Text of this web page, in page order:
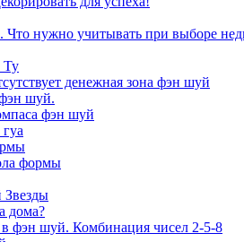
нужно учитывать при выборе
Ту
денежная зона фэн шуй
шуй.
фэн шуй
формы
дома?
фэн шуй. Комбинация чисел 2-5-8